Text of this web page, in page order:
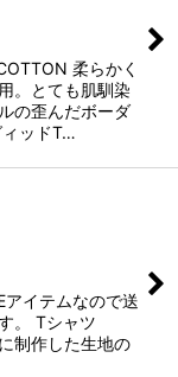
柔らかく
。とても肌馴染
の歪んだボーダ
ィッドT…
イテムなので送
。 Tシャツ
制作した生地の